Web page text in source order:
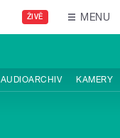
ŽIVĚ MENU
AUDIOARCHIV KAMERY